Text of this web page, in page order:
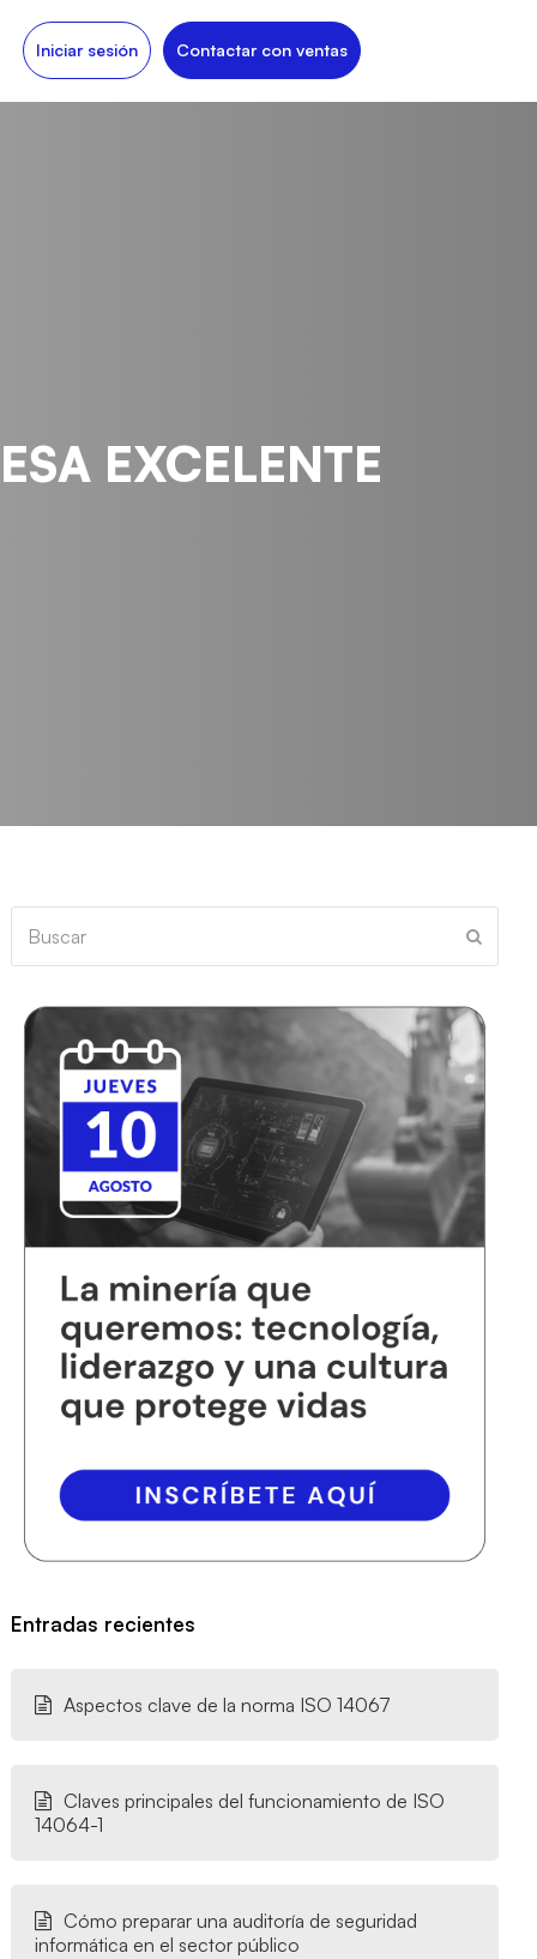
Iniciar sesión Contactar con ventas
EXCELENTE
Entradas recientes
Aspectos clave de la norma ISO 14067
Claves principales del funcionamiento de ISO
14064-1
Cómo preparar una auditoría de seguridad
informática en el sector público